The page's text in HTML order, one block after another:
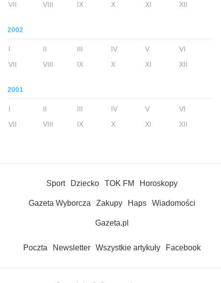
VII
VIII IX X XI XII
2002
I II III IV V
VI
VII
VIII IX X XI XII
2001
I II III IV V
VI
VII
VIII IX X XI XII
Sport Dziecko TOK FM Horoskopy
Gazeta Wyborcza Zakupy Haps Wiadomości
Gazeta.pl
Poczta Newsletter Wszystkie artykuły Facebook